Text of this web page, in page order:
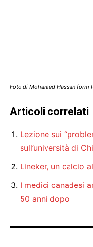
Foto di Mohamed Hassan form
Articoli correlati
Lezione sui
sull’università di
Lineker, un calcio
I medici canadesi
50 anni dopo